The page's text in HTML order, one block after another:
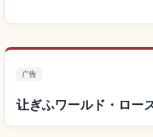
广告
让ぎふワールド・ロー